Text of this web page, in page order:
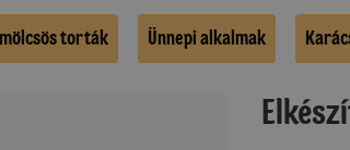
torták Ünnepi alkalmak